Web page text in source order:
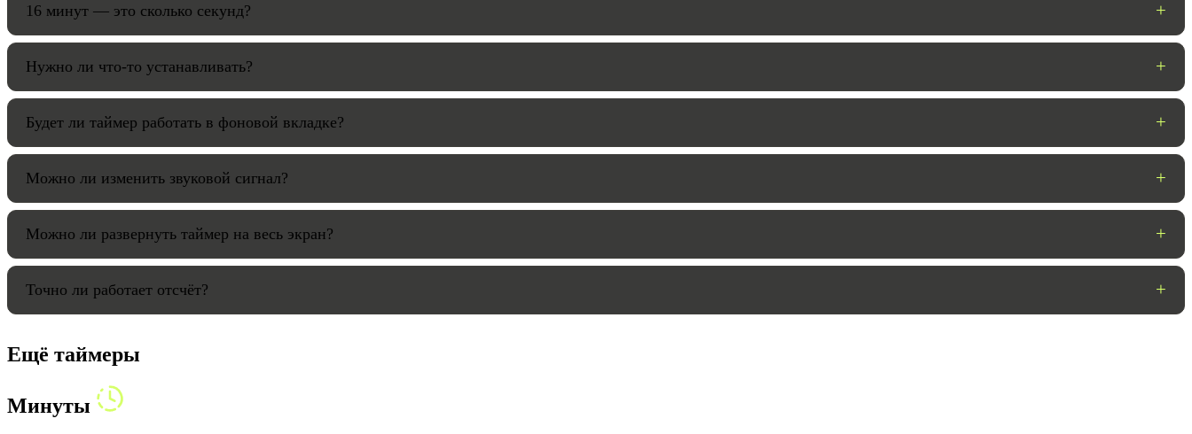
16 минут — это сколько секунд?
Нужно ли что-то устанавливать?
Будет ли таймер работать в фоновой вкладке?
Можно ли изменить звуковой сигнал?
Можно ли развернуть таймер на весь экран?
Точно ли работает отсчёт?
Ещё таймеры
Минуты